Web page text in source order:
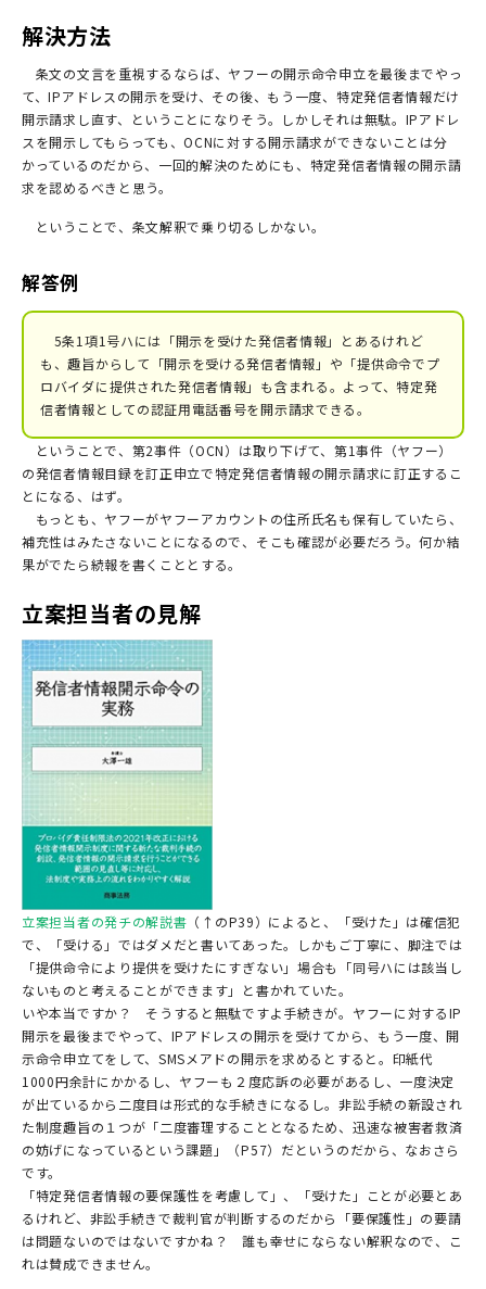
解決方法
条文の文言を重視するならば、ヤフーの開示命令申立を最後までやっ
て、IPアドレスの開示を受け、その後、もう一度、特定発信者情報だけ
開示請求し直す、ということになりそう。しかしそれは無駄。IPアドレ
スを開示してもらっても、OCNに対する開示請求ができないことは分
かっているのだから、一回的解決のためにも、特定発信者情報の開示請
求を認めるべきと思う。
ということで、条文解釈で乗り切るしかない。
解答例
5条1項1号ハには「開示を受けた発信者情報」とあるけれど
も、趣旨からして「開示を受ける発信者情報」や「提供命令でプ
ロバイダに提供された発信者情報」も含まれる。よって、特定発
信者情報としての認証用電話番号を開示請求できる。
ということで、第2事件（OCN）は取り下げて、第1事件（ヤフー）
の発信者情報目録を訂正申立で特定発信者情報の開示請求に訂正するこ
とになる、はず。
もっとも、ヤフーがヤフーアカウントの住所氏名も保有していたら、
補充性はみたさないことになるので、そこも確認が必要だろう。何か結
果がでたら続報を書くこととする。
立案担当者の見解
立案担当者の発チの解説書 （↑のP39）によると、「受けた」は確信犯
で、「受ける」ではダメだと書いてあった。しかもご丁寧に、脚注では
「提供命令により提供を受けたにすぎない」場合も「同号ハには該当し
ないものと考えることができます」と書かれていた。
いや本当ですか？ そうすると無駄ですよ手続きが。ヤフーに対するIP
開示を最後までやって、IPアドレスの開示を受けてから、もう一度、開
示命令申立てをして、SMSメアドの開示を求めるとすると。印紙代
1000円余計にかかるし、ヤフーも２度応訴の必要があるし、一度決定
が出ているから二度目は形式的な手続きになるし。非訟手続の新設され
た制度趣旨の１つが「二度審理することとなるため、迅速な被害者救済
の妨げになっているという課題」（P57）だというのだから、なおさら
です。
「特定発信者情報の要保護性を考慮して」、「受けた」ことが必要とあ
るけれど、非訟手続きで裁判官が判断するのだから「要保護性」の要請
は問題ないのではないですかね？ 誰も幸せにならない解釈なので、こ
れは賛成できません。